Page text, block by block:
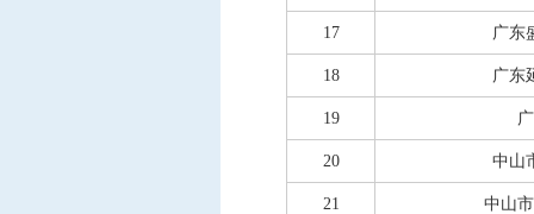
17 广东
18 广东
19
20 中山
21 中山